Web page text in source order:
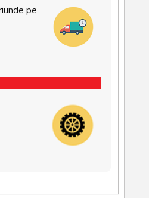
pe